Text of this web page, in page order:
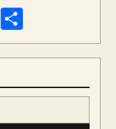
Print
meg